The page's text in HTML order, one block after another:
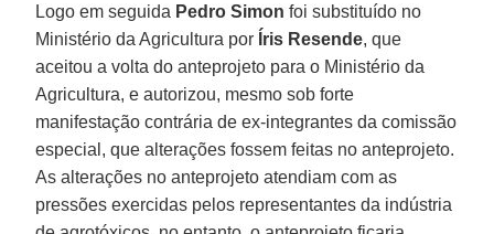
Logo em seguida Pedro Simon foi substituído no
Ministério da Agricultura por Íris Resende, que
aceitou a volta do anteprojeto para o Ministério da
Agricultura, e autorizou, mesmo sob forte
manifestação contrária de ex-integrantes da comissão
especial, que alterações fossem feitas no anteprojeto.
As alterações no anteprojeto atendiam com as
pressões exercidas pelos representantes da indústria